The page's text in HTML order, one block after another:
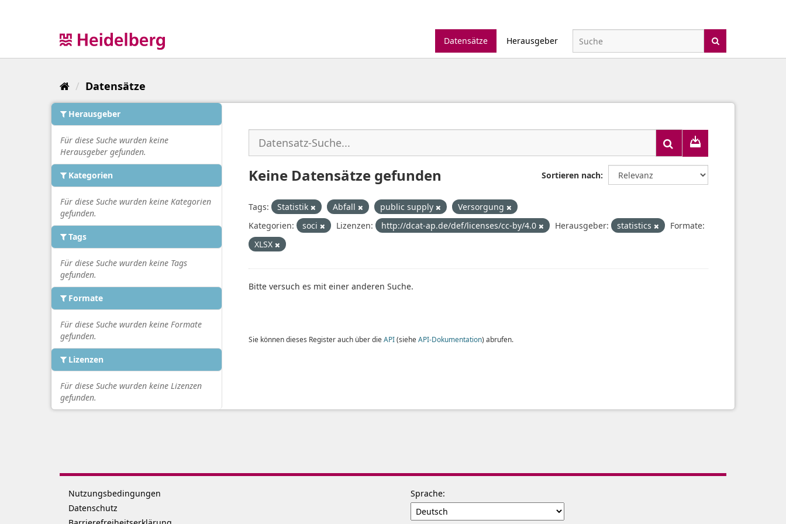
Datensätze
Herausgeber
Datensätze
Herausgeber
Für diese Suche wurden keine
Herausgeber gefunden.
Kategorien
Für diese Suche wurden keine Kategorien
gefunden.
Tags
Für diese Suche wurden keine Tags
gefunden.
Formate
Für diese Suche wurden keine Formate
gefunden.
Lizenzen
Für diese Suche wurden keine Lizenzen
gefunden.
Sortieren nach
Keine Datensätze gefunden
Tags: Statistik Abfall public supply
Versorgung
Kategorien:
soci Lizenzen: http://dcat-ap.de/def/licenses/cc-by/4.0 Herausgeber: statistics
Formate:
XLSX
Bitte versuch es mit einer anderen Suche.
Sie können dieses Register auch über die API(siehe API-Dokumentation) abrufen.
Nutzungsbedingungen
Datenschutz
Sprache